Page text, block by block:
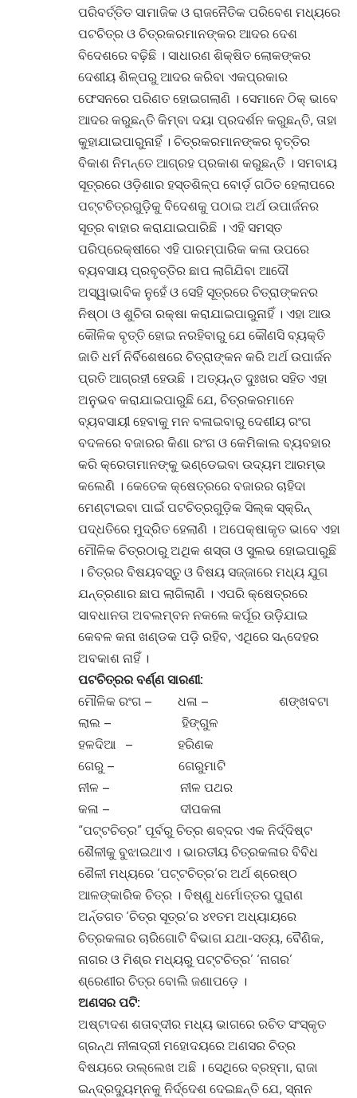
ପରିବର୍ତ୍ତିତ ସାମାଜିକ ଓ ରାଜନୈତିକ ପରିବେଶ ମଧ୍ୟରେ
ପଟଚିତ୍ର ଓ ଚିତ୍ରକରମାନଙ୍କର ଆଦର ଦେଶ
ବିଦେଶରେ ବଢ଼ିଛି । ସାଧାରଣ ଶିକ୍ଷିତ ଲୋକଙ୍କର
ଦେଶୀୟ ଶିଳ୍ପରୁ ଆଦର କରିବା ଏକପ୍ରକାର
ଫେସନରେ ପରିଣତ ହୋଇଗଲାଣି । ସେମାନେ ଠିକ୍ ଭାବେ
ଆଦର କରୁଛନ୍ତି କିମ୍ବା ଦୟା ପ୍ରଦର୍ଶନ କରୁଛନ୍ତି, ତାହା
କୁହାଯାଇପାରୁନାହିଁ । ଚିତ୍ରକରମାନଙ୍କର ବୃତ୍ତିର
ବିକାଶ ନିମନ୍ତେ ଆଗ୍ରହ ପ୍ରକାଶ କରୁଛନ୍ତି । ସମବାୟ
ସୂତ୍ରରେ ଓଡ଼ିଶାର ହସ୍ତଶିଳ୍ପ ବୋର୍ଡ଼ ଗଠିତ ହେଲାପରେ
ପଟ୍ଟଚିତ୍ରଗୁଡ଼ିକୁ ବିଦେଶକୁ ପଠାଇ ଅର୍ଥ ଉପାର୍ଜନର
ସୂତ୍ର ବାହାର କରାଯାଇପାରିଛି । ଏହି ସମସ୍ତ
ପରିପ୍ରେକ୍ଷୀରେ ଏହି ପାରମ୍ପାରିକ କଳା ଉପରେ
ବ୍ୟବସାୟ ପ୍ରବୃତ୍ତିର ଛାପ ଲାଗିଯିବା ଆଦୌ
ଅସ୍ୱାଭାବିକ ନୁହେଁ ଓ ସେହି ସୂତ୍ରରେ ଚିତ୍ରାଙ୍କନର
ନିଷ୍ଠା ଓ ଶୁଚିତା ରକ୍ଷା କରାଯାଇପାରୁନାହିଁ । ଏହା ଆଉ
କୌଳିକ ବୃତ୍ତି ହୋଇ ନରହିବାରୁ ଯେ କୌଣସି ବ୍ୟକ୍ତି
ଜାତି ଧର୍ମ ନିର୍ବିଶେଷରେ ଚିତ୍ରାଙ୍କନ କରି ଅର୍ଥ ଉପାର୍ଜନ
ପ୍ରତି ଆଗ୍ରହୀ ହେଉଛି । ଅତ୍ୟନ୍ତ ଦୁଃଖର ସହିତ ଏହା
ଅନୁଭବ କରାଯାଇପାରୁଛି ଯେ, ଚିତ୍ରକରମାନେ
ବ୍ୟବସାୟୀ ହେବାକୁ ମନ ବଳାଇବାରୁ ଦେଶୀୟ ରଂଗ
ବଦଳରେ ବଜାରର କିଣା ରଂଗ ଓ କେମିକାଲ ବ୍ୟବହାର
କରି କ୍ରେତାମାନଙ୍କୁ ଭଣ୍ଡେଇବା ଉଦ୍ୟମ ଆରମ୍ଭ
କଲେଣି । କେତେକ କ୍ଷେତ୍ରରେ ବଜାରର ଚାହିଦା
ମେଣ୍ଟାଇବା ପାଇଁ ପଟଚିତ୍ରଗୁଡ଼ିକ ସିଲ୍‌କ ସ୍କ୍ରିନ୍
ପଦ୍ଧତିରେ ମୁଦ୍ରିତ ହେଲାଣି । ଅପେକ୍ଷାକୃତ ଭାବେ ଏହା
ମୌଳିକ ଚିତ୍ରଠାରୁ ଅଥିକ ଶସ୍ତା ଓ ସୁଲଭ ହୋଇପାରୁଛି
। ଚିତ୍ରର ବିଷୟବସ୍ତୁ ଓ ବିଷୟ ସଜ୍ଜାରେ ମଧ୍ୟ ଯୁଗ
ଯନ୍ତ୍ରଣାର ଛାପ ଲାଗିଲାଣି । ଏପରି କ୍ଷେତ୍ରରେ
ସାବଧାନତା ଅବଲମ୍ବନ ନକଲେ କର୍ପୂର ଉଡ଼ିଯାଇ
କେବଳ କନା ଖଣ୍ଡକ ପଡ଼ି ରହିବ, ଏଥିରେ ସନ୍ଦେହର
ଅବକାଶ ନାହିଁ ।
ପଟଚିତ୍ରର ବର୍ଣ୍ଣ ସାରଣୀ:
ମୌଳିକ ରଂଗ – ଧଳା – ଶଙ୍ଖବଟା
ଲାଲ – ହିଙ୍ଗୁଳ
ହଳଦିଆ – ହରିଣକ
ଗେରୁ – ଗେରୁମାଟି
ନୀଳ – ନୀଳ ପଥର
କଳା – ଦୀପକଳା
“ପଟ୍ଟଚିତ୍ର” ପୂର୍ବରୁ ଚିତ୍ର ଶବ୍ଦର ଏକ ନିର୍ଦ୍ଦିଷ୍ଟ
ଶୈଳୀକୁ ବୁଝାଇଥାଏ । ଭାରତୀୟ ଚିତ୍ରକଳାର ବିବିଧ
ଶୈଳୀ ମଧ୍ୟରେ ‘ପଟ୍ଟଚିତ୍ର’ର ଅର୍ଥ ଶ୍ରେଷ୍ଠ
ଆଳଙ୍କାରିକ ଚିତ୍ର । ବିଷ୍ଣୁ ଧର୍ମୋତ୍ତର ପୁରାଣ
ଅର୍ନ୍ତଗତ ‘ଚିତ୍ର ସୂତ୍ର’ର ୪୧ତମ ଅଧ୍ୟାୟରେ
ଚିତ୍ରକଳାର ଚାରିଗୋଟି ବିଭାଗ ଯଥା-ସତ୍ୟ, ବୈଣିକ,
ନାଗର ଓ ମିଶ୍ର ମଧ୍ୟରୁ ପଟ୍ଟଚିତ୍ର’ ‘ନାଗର’
ଶ୍ରେଣୀର ଚିତ୍ର ବୋଲି ଜଣାପଡ଼େ ।
ଅଣସର ପଟି:
ଅଷ୍ଟାଦଶ ଶତାବ୍ଦୀର ମଧ୍ୟ ଭାଗରେ ରଚିତ ସଂସ୍କୃତ
ଗ୍ରନ୍ଥ ନୀଳାଦ୍ରୀ ମହୋଦୟରେ ଅଣସର ଚିତ୍ର
ବିଷୟରେ ଉଲ୍ଲେଖ ଅଛି । ସେଥିରେ ବ୍ରହ୍ମା, ରାଜା
ଇନ୍ଦ୍ରଦ୍ୟୁମ୍ନକୁ ନିର୍ଦ୍ଦେଶ ଦେଇଛନ୍ତି ଯେ, ସ୍ନାନ